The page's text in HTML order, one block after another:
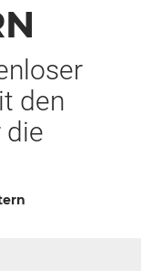
den
die